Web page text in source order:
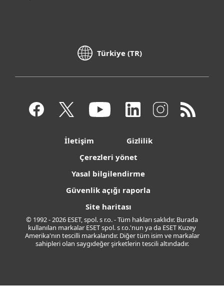
Türkiye (TR)
İletişim
Gizlilik
Çerezleri yönet
Yasal bilgilendirme
Güvenlik açığı raporla
Site haritası
© 1992 - 2026 ESET, spol. s r.o. - Tüm hakları saklıdır. Burada
kullanılan markalar ESET spol. s r.o.'nun ya da ESET Kuzey
Amerika'nın tescilli markalarıdır. Diğer tüm isim ve markalar
sahipleri olan saygıdeğer şirketlerin tescili altındadır.